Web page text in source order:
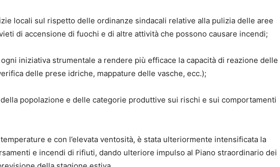
locali sul rispetto delle ordinanze sindacali relative alla pulizia delle aree
di accensione di fuochi e di altre attività che possono causare incendi;
iniziativa strumentale a rendere più efficace la capacità di reazione delle
delle prese idriche, mappature delle vasche, ecc.);
popolazione e delle categorie produttive sui rischi e sui comportamenti
temperature e con l’elevata ventosità, è stata ulteriormente intensificata la
e incendi di rifiuti, dando ulteriore impulso al Piano straordinario dei